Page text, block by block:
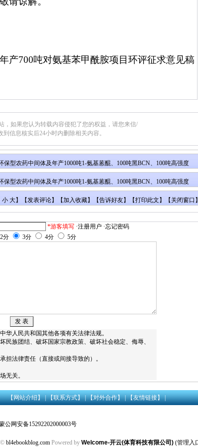
产700吨对氨基苯甲酰胺项目环评征求意见稿
，如果您认为转载内容侵犯了您的权益，请您来信/
信息核实后24小时内删除相关内容。
保型农药中间体及年产1000吨1-氨基蒽醌、100吨黑BCN、100吨高强度
保型农药中间体及年产1000吨1-氨基蒽醌、100吨黑BCN、100吨高强度
小 大】【发表评论】【加入收藏】【告诉好友】【打印此文】【关闭窗口
*游客填写 ·注册用户 ·忘记密码
2分 3分 4分 5分
华人民共和国其他各项有关法律法规。
民族团结、破坏国家宗教政策、破坏社会稳定、侮辱、
担法律责任（直接或间接导致的）。
无关。
【网站介绍】|【联系方式】| 【对外合作】 |【友情链接】|
公网安备15292202000003号
© bl4ebookblog.comPowered by Welcome-开云(体育科技有限公司) (管理入